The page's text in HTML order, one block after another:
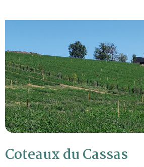
Coteaux du Cassas